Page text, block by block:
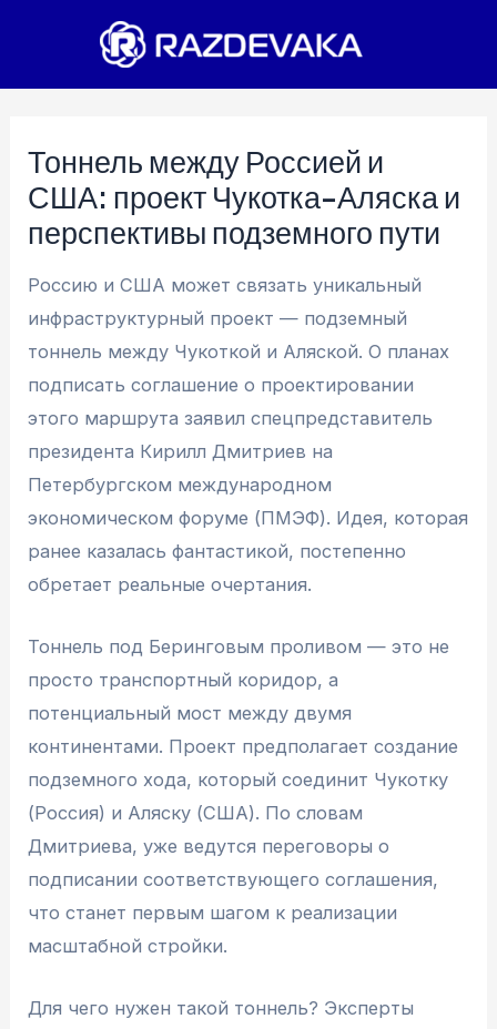
Тоннель между Россией и
США: проект Чукотка-Аляска и
перспективы подземного пути
Россию и США может связать уникальный
инфраструктурный проект — подземный
тоннель между Чукоткой и Аляской. О планах
подписать соглашение о проектировании
этого маршрута заявил спецпредставитель
президента Кирилл Дмитриев на
Петербургском международном
экономическом форуме (ПМЭФ). Идея, которая
ранее казалась фантастикой, постепенно
обретает реальные очертания.
Тоннель под Беринговым проливом — это не
просто транспортный коридор, а
потенциальный мост между двумя
континентами. Проект предполагает создание
подземного хода, который соединит Чукотку
(Россия) и Аляску (США). По словам
Дмитриева, уже ведутся переговоры о
подписании соответствующего соглашения,
что станет первым шагом к реализации
масштабной стройки.
Для чего нужен такой тоннель? Эксперты